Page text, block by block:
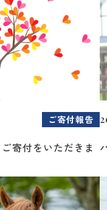
ご寄付報告
寄付をいただきま